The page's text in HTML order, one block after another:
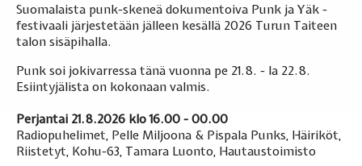
Suomalaista punk-skeneä dokumentoiva Punk ja Yäk -
festivaali järjestetään jälleen kesällä 2026 Turun Taiteen
talon sisäpihalla.
Punk soi jokivarressa tänä vuonna pe 21.8. - la 22.8.
Esiintyjälista on kokonaan valmis.
Perjantai 21.8.2026 klo 16.00 - 00.00
Radiopuhelimet, Pelle Miljoona & Pispala Punks, Häiriköt,
Riistetyt, Kohu-63, Tamara Luonto, Hautaustoimisto